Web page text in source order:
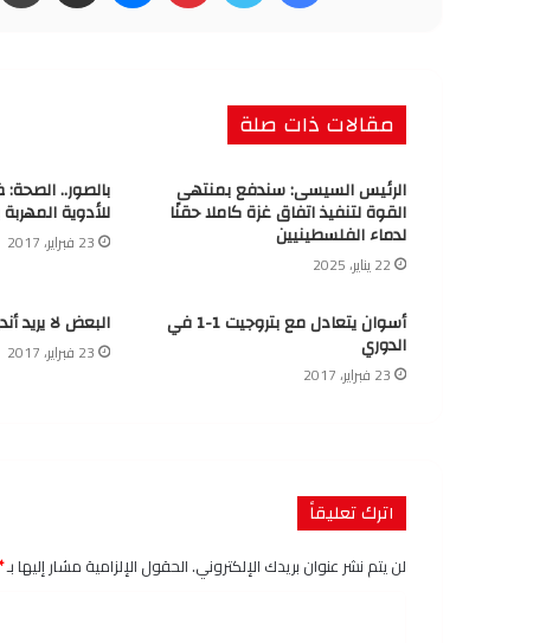
مقالات ذات صلة
الرئيس السيسى: سندفع بمنتهى
القوة لتنفيذ اتفاق غزة كاملا حقنًا
لدماء الفلسطينيين
22 يناير، 2025
بالصور..
للأدوية
23 فبراير، 2017
أسوان يتعادل مع بتروجيت 1-1 في
الدوري
23 فبراير، 2017
البعض لا يريد
23 فبراير، 2017
اترك تعليقاً
لن يتم نشر عنوان بريدك الإلكتروني.الحقول الإلزامية مشار إليها بـ